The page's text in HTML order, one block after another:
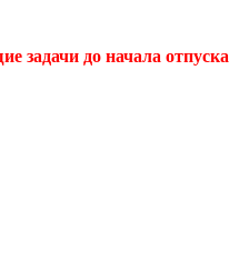
задачи до начала отпуска